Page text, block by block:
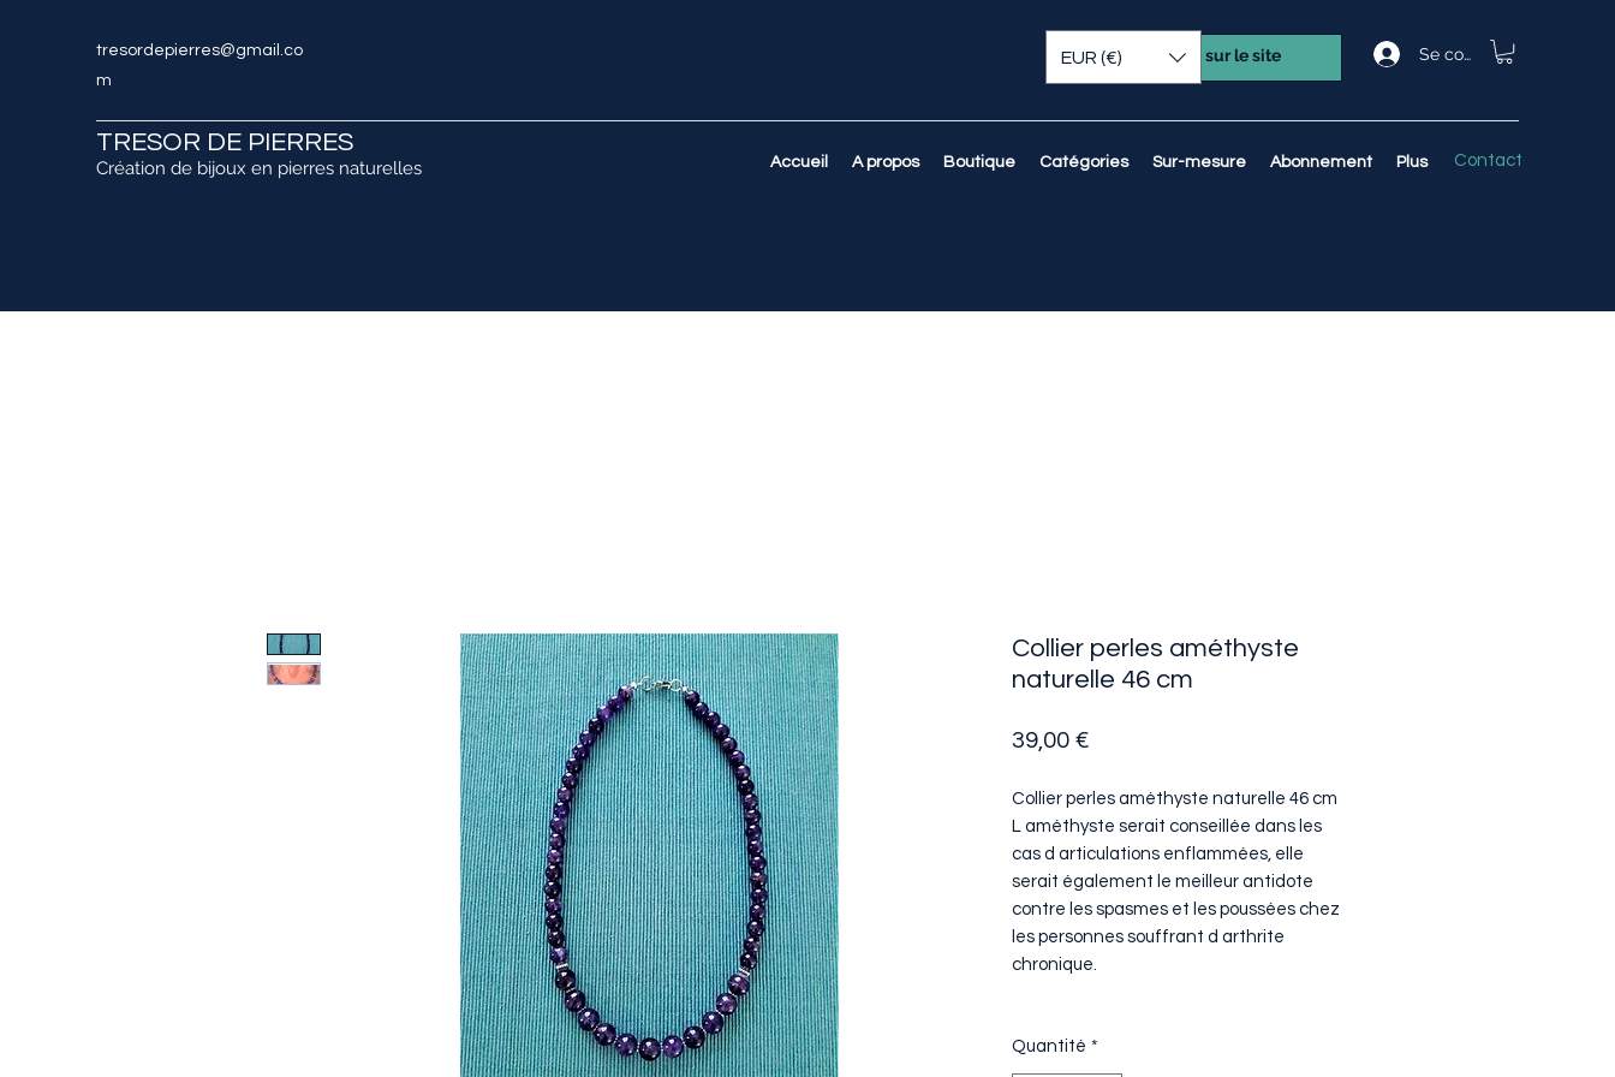
tresordepierres@gmail.co
m
Se connecter
TRESOR DE PIERRES
Création de bijoux en pierres naturelles Accueil A propos Boutique Catégories Sur-mesure Abonnement Plus Contact
EUR (€)
Collier perles améthyste
naturelle 46 cm
39,00 €Prix
Collier perles améthyste naturelle 46 cm
L améthyste serait conseillée dans les
cas d articulations enflammées, elle
serait également le meilleur antidote
contre les spasmes et les poussées chez
les personnes souffrant d arthrite
chronique.
Quantité *